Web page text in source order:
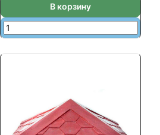
В корзину